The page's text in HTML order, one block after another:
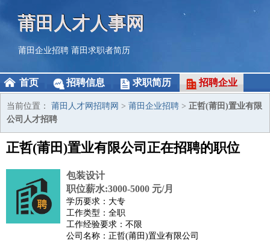
莆田人才人事网
莆田企业招聘 莆田求职者简历
首页 招聘信息 求职简历 招聘企业
当前位置： 莆田人才网招聘网 > 莆田企业招聘 > 正哲(莆田)置业有限
公司人才招聘
正哲(莆田)置业有限公司正在招聘的职位
包装设计
职位薪水:3000-5000 元/月
学历要求：大专
工作类型：全职
工作经验要求：不限
公司名称：正哲(莆田)置业有限公司